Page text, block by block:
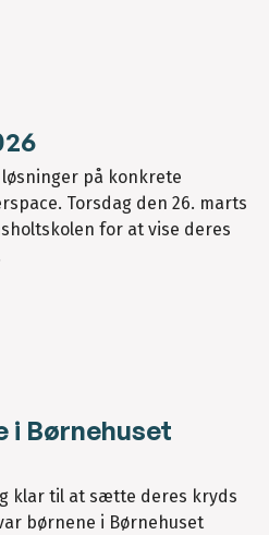
på konkrete
Torsdag den 26. marts
for at vise deres
i Børnehuset
klar til at sætte deres kryds
børnene i Børnehuset